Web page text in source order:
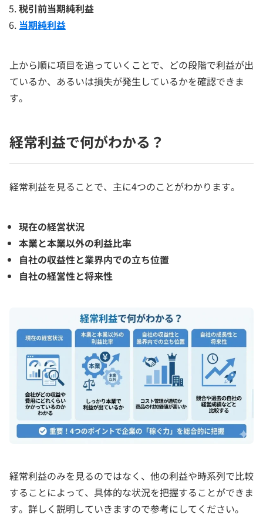
税引前当期純利益
当期純利益
上から順に項目を追っていくことで、どの段階で利益が出
ているか、あるいは損失が発生しているかを確認できま
す。
経常利益で何がわかる？
経常利益を見ることで、主に4つのことがわかります。
現在の経営状況
本業と本業以外の利益比率
自社の収益性と業界内での立ち位置
自社の経営性と将来性
経常利益のみを見るのではなく、他の利益や時系列で比較
することによって、具体的な状況を把握することができま
す。詳しく説明していきますので参考にしてください。